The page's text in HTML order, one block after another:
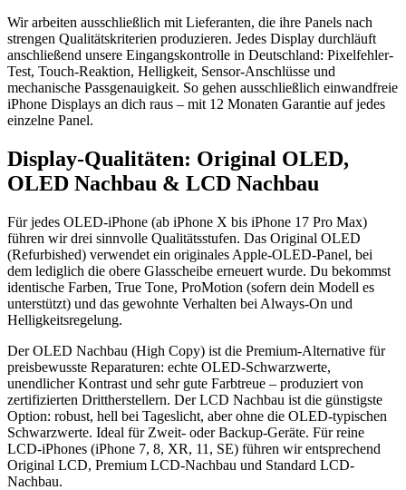
Wir arbeiten ausschließlich mit Lieferanten, die ihre Panels nach
strengen Qualitätskriterien produzieren. Jedes Display durchläuft
anschließend unsere Eingangskontrolle in Deutschland: Pixelfehler-
Test, Touch-Reaktion, Helligkeit, Sensor-Anschlüsse und
mechanische Passgenauigkeit. So gehen ausschließlich einwandfreie
iPhone Displays an dich raus – mit 12 Monaten Garantie auf jedes
einzelne Panel.
Display-Qualitäten: Original OLED,
OLED Nachbau & LCD Nachbau
Für jedes OLED-iPhone (ab iPhone X bis iPhone 17 Pro Max)
führen wir drei sinnvolle Qualitätsstufen. Das Original OLED
(Refurbished) verwendet ein originales Apple-OLED-Panel, bei
dem lediglich die obere Glasscheibe erneuert wurde. Du bekommst
identische Farben, True Tone, ProMotion (sofern dein Modell es
unterstützt) und das gewohnte Verhalten bei Always-On und
Helligkeitsregelung.
Der OLED Nachbau (High Copy) ist die Premium-Alternative für
preisbewusste Reparaturen: echte OLED-Schwarzwerte,
unendlicher Kontrast und sehr gute Farbtreue – produziert von
zertifizierten Drittherstellern. Der LCD Nachbau ist die günstigste
Option: robust, hell bei Tageslicht, aber ohne die OLED-typischen
Schwarzwerte. Ideal für Zweit- oder Backup-Geräte. Für reine
LCD-iPhones (iPhone 7, 8, XR, 11, SE) führen wir entsprechend
Original LCD, Premium LCD-Nachbau und Standard LCD-
Nachbau.